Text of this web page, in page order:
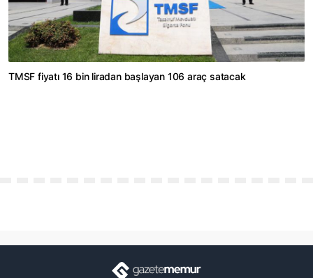
TMSF fiyatı 16 bin liradan başlayan 106 araç satacak